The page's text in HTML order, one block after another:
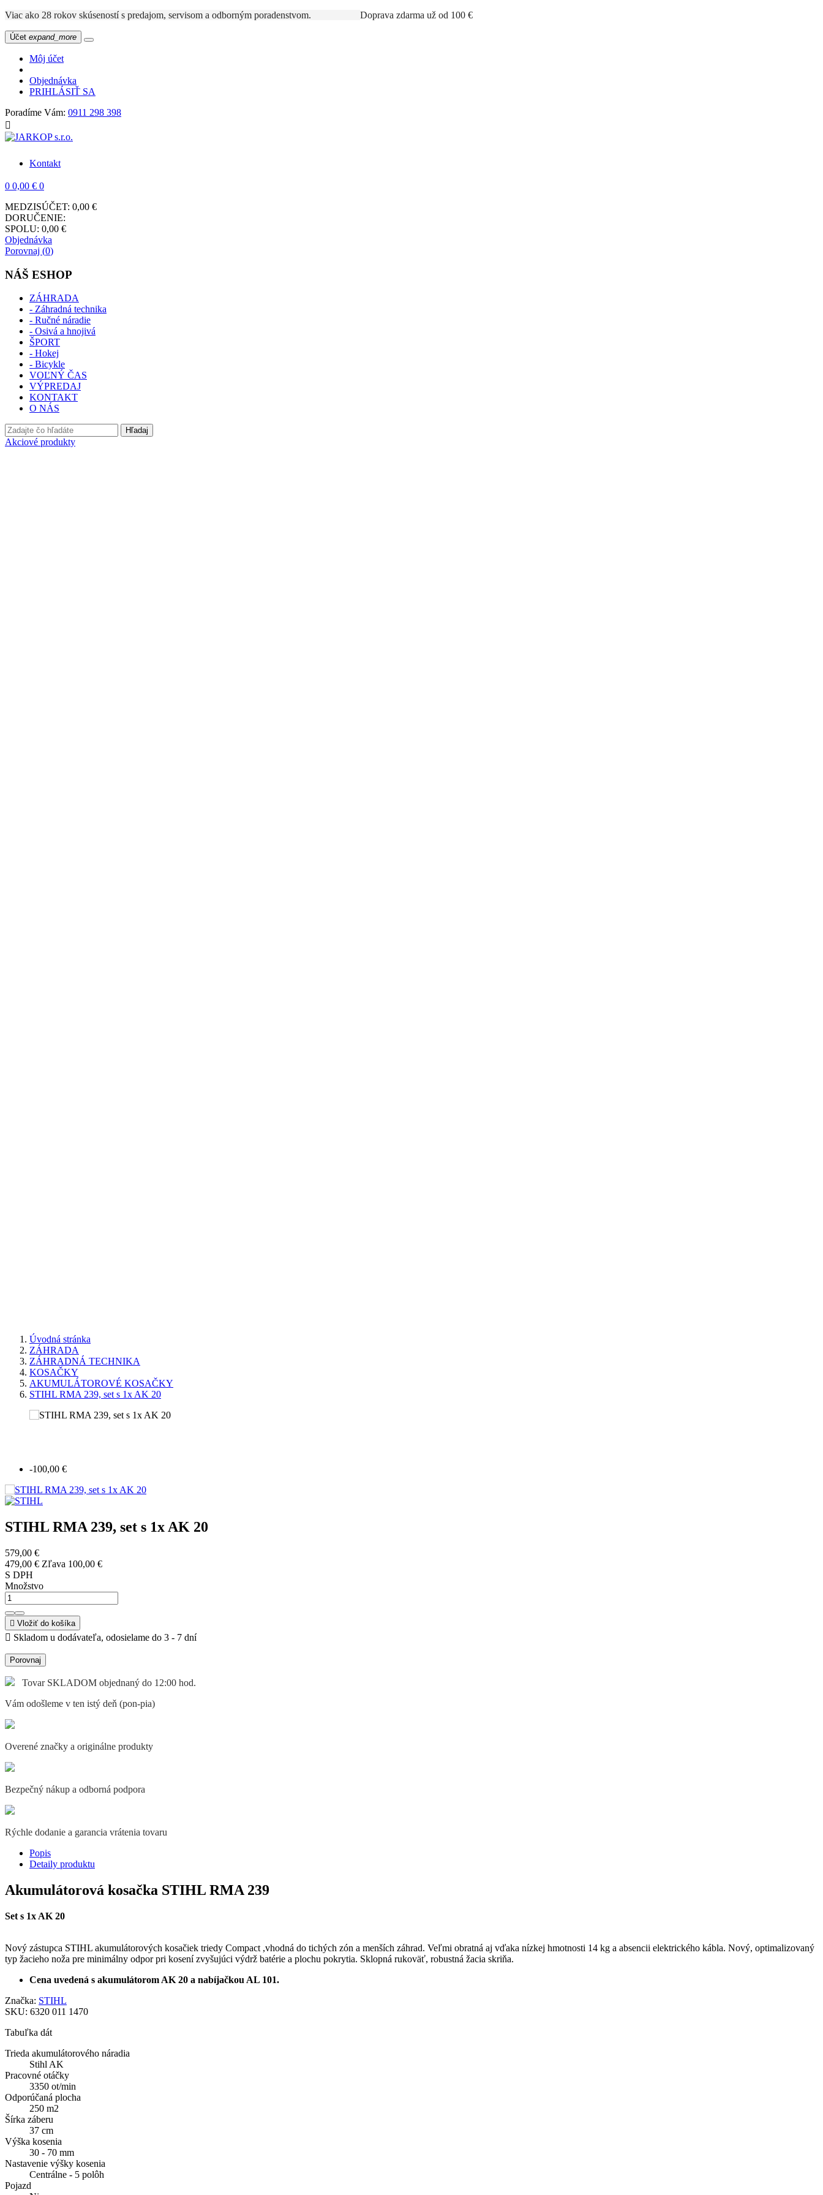
Viac ako 28 rokov skúseností s predajom, servisom a odborným poradenstvom. Doprava zdarma už od 100 €
Účet expand_more
Môj účet
Objednávka
PRIHLÁSIŤ SA
Poradíme Vám: 0911 298 398

Kontakt
0 0,00 € 0
MEDZISÚČET: 0,00 €
DORUČENIE:
SPOLU: 0,00 €
Objednávka
Porovnaj (0)
NÁŠ ESHOP
ZÁHRADA
- Záhradná technika
- Ručné náradie
- Osivá a hnojivá
ŠPORT
- Hokej
- Bicykle
VOĽNÝ ČAS
VÝPREDAJ
KONTAKT
O NÁS
Hľadaj
Akciové produkty
Úvodná stránka
ZÁHRADA
ZÁHRADNÁ TECHNIKA
KOSAČKY
AKUMULÁTOROVÉ KOSAČKY
STIHL RMA 239, set s 1x AK 20
-100,00 €
STIHL RMA 239, set s 1x AK 20
579,00 €
479,00 € Zľava 100,00 €
S DPH
Množstvo
 Vložiť do košíka
 Skladom u dodávateľa, odosielame do 3 - 7 dní
Porovnaj
Tovar SKLADOM objednaný do 12:00 hod.
Vám odošleme v ten istý deň (pon-pia)
Overené značky a originálne produkty
Bezpečný nákup a odborná podpora
Rýchle dodanie a garancia vrátenia tovaru
Popis
Detaily produktu
Akumulátorová kosačka STIHL RMA 239
Set s 1x AK 20
Nový zástupca STIHL akumulátorových kosačiek triedy Compact ,vhodná do tichých zón a menších záhrad. Veľmi obratná aj vďaka nízkej hmotnosti 14 kg a absencii elektrického kábla. Nový, optimalizovaný
typ žacieho noža pre minimálny odpor pri kosení zvyšujúci výdrž batérie a plochu pokrytia. Sklopná rukoväť, robustná žacia skriňa.
Cena uvedená s akumulátorom AK 20 a nabíjačkou AL 101.
Značka: STIHL
SKU: 6320 011 1470
Tabuľka dát
Trieda akumulátorového náradia
Stihl AK
Pracovné otáčky
3350 ot/min
Odporúčaná plocha
250 m2
Šírka záberu
37 cm
Výška kosenia
30 - 70 mm
Nastavenie výšky kosenia
Centrálne - 5 polôh
Pojazd